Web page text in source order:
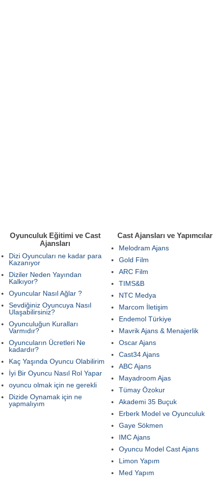
Oyunculuk Eğitimi ve Cast
Ajansları
Dizi Oyuncuları ne kadar para
Kazanıyor
Diziler Neden Yayından
Kalkıyor?
Oyuncular Nasıl Ağlar ?
Sevdiğiniz Oyuncuya Nasıl
Ulaşabilirsiniz?
Oyunculuğun Kuralları
Varmıdır?
Oyuncuların Ücretleri Ne
kadardır?
Kaç Yaşında Oyuncu Olabilirim
İyi Bir Oyuncu Nasıl Rol Yapar
oyuncu olmak için ne gerekli
Dizide Oynamak için ne
yapmalıyım
Cast Ajansları ve Yapımcılar
Melodram Ajans
Gold Film
ARC Film
TIMS&B
NTC Medya
Marcom İletişim
Endemol Türkiye
Mavrik Ajans & Menajerlik
Oscar Ajans
Cast34 Ajans
ABC Ajans
Mayadroom Ajas
Tümay Özokur
Akademi 35 Buçuk
Erberk Model ve Oyunculuk
Gaye Sökmen
IMC Ajans
Oyuncu Model Cast Ajans
Limon Yapım
Med Yapım